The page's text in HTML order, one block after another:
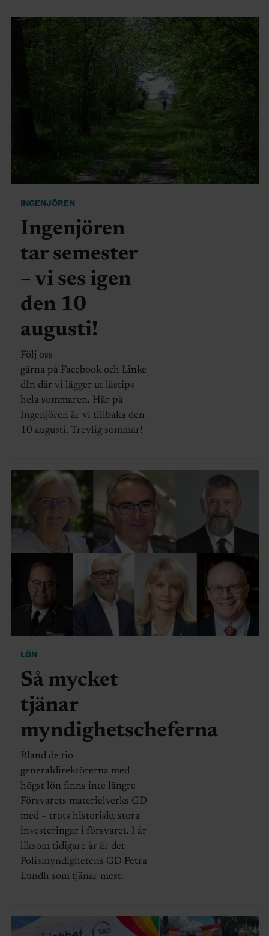
INGENJÖREN
Ingenjören
tar semester
– vi ses igen
den 10
augusti!
Följ oss
gärna på Facebook och Linke
dIn där vi lägger ut lästips
hela sommaren. Här på
Ingenjören är vi tillbaka den
10 augusti. Trevlig sommar!
LÖN
Så mycket
tjänar
myndighetscheferna
Bland de tio
generaldirektörerna med
högst lön finns inte längre
Försvarets materielverks GD
med – trots historiskt stora
investeringar i försvaret. I år
liksom tidigare år är det
Polismyndighetens GD Petra
Lundh som tjänar mest.